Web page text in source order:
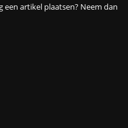
een artikel plaatsen? Neem dan